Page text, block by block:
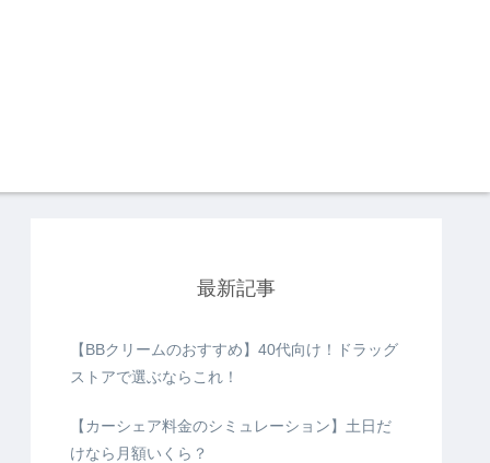
最新記事
【BBクリームのおすすめ】40代向け！ドラッグ
ストアで選ぶならこれ！
【カーシェア料金のシミュレーション】土日だ
けなら月額いくら？